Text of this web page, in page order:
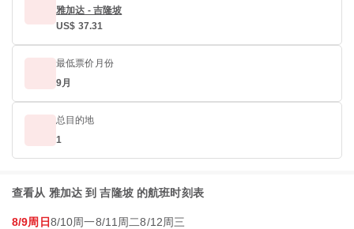
雅加达 - 吉隆坡
US$ 37.31
最低票价月份
9月
总目的地
1
查看从 雅加达 到 吉隆坡 的航班时刻表
8/9周日8/10周一8/11周二8/12周三